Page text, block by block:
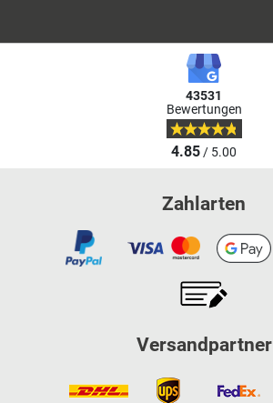
43531
Bewertungen
4.85/ 5.00
Zahlarten
Versandpartner